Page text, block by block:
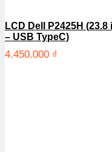
LCD Dell P2425H
– USB TypeC)
4.450.000 ₫